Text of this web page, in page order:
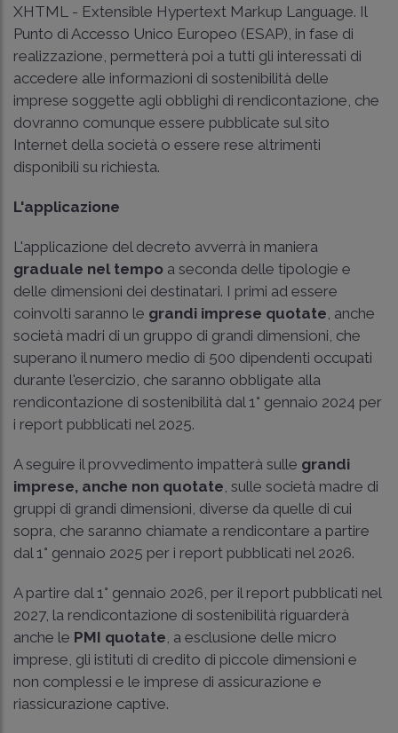
XHTML - Extensible Hypertext Markup Language. Il
Punto di Accesso Unico Europeo (ESAP), in fase di
realizzazione, permetterà poi a tutti gli interessati di
accedere alle informazioni di sostenibilità delle
imprese soggette agli obblighi di rendicontazione, che
dovranno comunque essere pubblicate sul sito
Internet della società o essere rese altrimenti
disponibili su richiesta.
L'applicazione
L'applicazione del decreto avverrà in maniera
graduale nel tempo a seconda delle tipologie e
delle dimensioni dei destinatari. I primi ad essere
coinvolti saranno le grandi imprese quotate , anche
società madri di un gruppo di grandi dimensioni, che
superano il numero medio di 500 dipendenti occupati
durante l'esercizio, che saranno obbligate alla
rendicontazione di sostenibilità dal 1° gennaio 2024 per
i report pubblicati nel 2025.
A seguire il provvedimento impatterà sulle grandi
imprese, anche non quotate , sulle società madre di
gruppi di grandi dimensioni, diverse da quelle di cui
sopra, che saranno chiamate a rendicontare a partire
dal 1° gennaio 2025 per i report pubblicati nel 2026.
A partire dal 1° gennaio 2026, per il report pubblicati nel
2027, la rendicontazione di sostenibilità riguarderà
anche le PMI quotate , a esclusione delle micro
imprese, gli istituti di credito di piccole dimensioni e
non complessi e le imprese di assicurazione e
riassicurazione captive.